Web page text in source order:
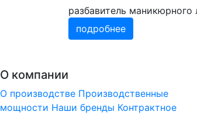
разбавитель маникюрного
подробнее
О компании
О производстве Производственные
мощности Наши бренды Контрактное